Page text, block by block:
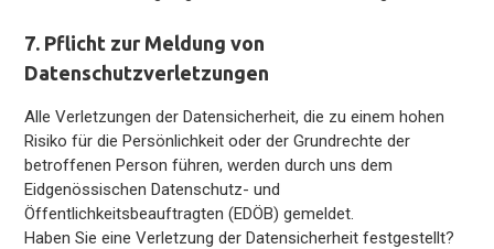
7. Pflicht zur Meldung von
Datenschutzverletzungen
Alle Verletzungen der Datensicherheit, die zu einem hohen
Risiko für die Persönlichkeit oder der Grundrechte der
betroffenen Person führen, werden durch uns dem
Eidgenössischen Datenschutz- und
Öffentlichkeitsbeauftragten (EDÖB) gemeldet.
Haben Sie eine Verletzung der Datensicherheit festgestellt?